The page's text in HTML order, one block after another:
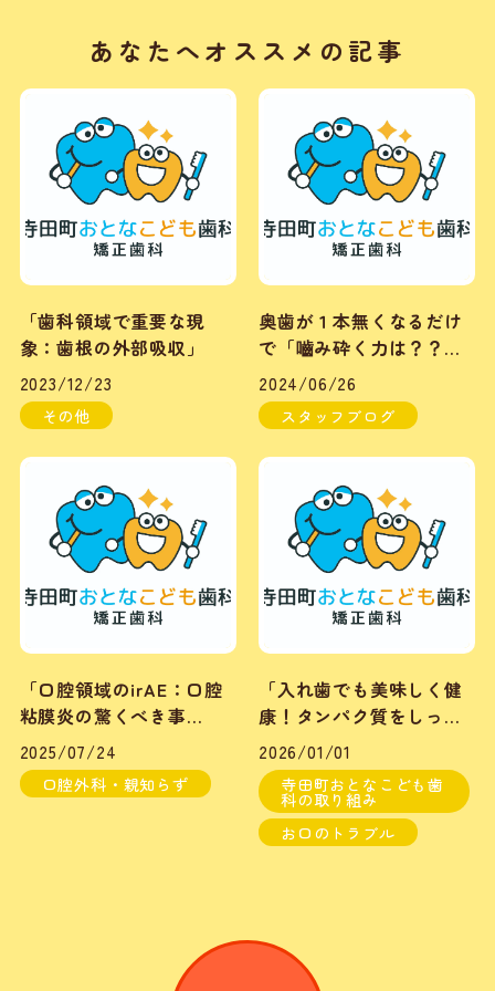
あなたへオススメの記事
「歯科領域で重要な現
象：歯根の外部吸収」
2023/12/23
その他
奥歯が１本無くなるだけ
で「嚙み砕く力は？？％
低下」します。
2024/06/26
スタッフブログ
「口腔領域のirAE：口腔
粘膜炎の驚くべき事
実！」
2025/07/24
口腔外科・親知らず
「入れ歯でも美味しく健
康！タンパク質をしっか
り摂ろう！」
2026/01/01
寺田町おとなこども歯
科の取り組み
お口のトラブル